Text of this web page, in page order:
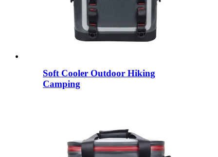
Soft Cooler Outdoor Hiking
Camping